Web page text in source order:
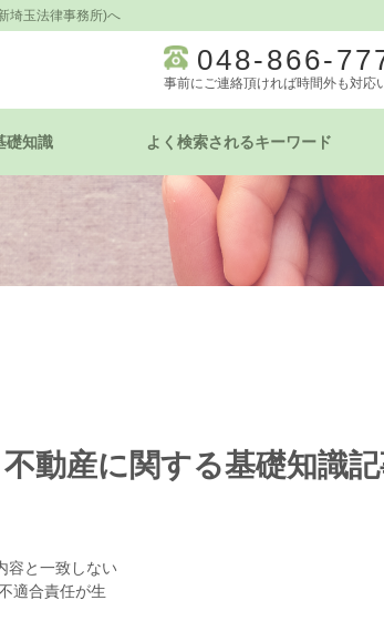
埼玉法律事務所)へ
048-866-
事前にご連絡頂ければ時間外も対応
礎知識 よく検索されるキーワード
動産に関する基礎知識記
容と一致しない
適合責任が生